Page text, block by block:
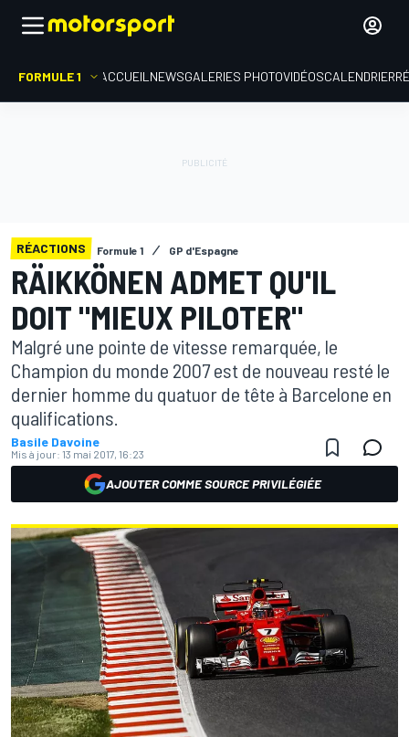
FORMULE 1 ACCUEIL NEWSGALERIES PHOTOVIDÉOSCALENDRIER
RÉACTIONS Formule 1 GP d'Espagne
RÄIKKÖNEN ADMET QU'IL
DOIT "MIEUX PILOTER"
Malgré une pointe de vitesse remarquée, le
Champion du monde 2007 est de nouveau resté le
dernier homme du quatuor de tête à Barcelone en
qualifications.
Basile Davoine
Mis à jour: 13 mai 2017, 16:23
AJOUTER COMME SOURCE PRIVILÉGIÉE